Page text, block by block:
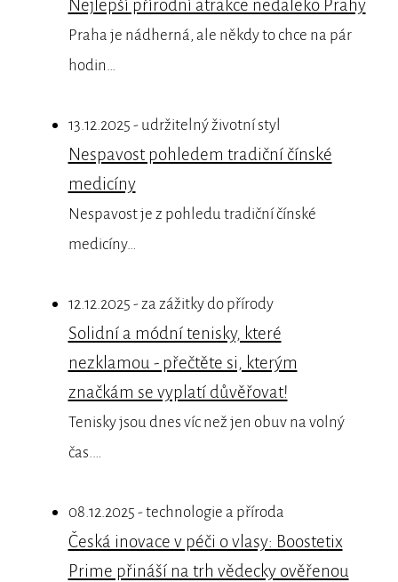
Nejlepší přírodní atrakce nedaleko Prahy
Praha je nádherná, ale někdy to chce na pár
hodin…
13.12.2025 - udržitelný životní styl
Nespavost pohledem tradiční čínské
medicíny
Nespavost je z pohledu tradiční čínské
medicíny…
12.12.2025 - za zážitky do přírody
Solidní a módní tenisky, které
nezklamou - přečtěte si, kterým
značkám se vyplatí důvěřovat!
Tenisky jsou dnes víc než jen obuv na volný
čas.…
08.12.2025 - technologie a příroda
Česká inovace v péči o vlasy: Boostetix
Prime přináší na trh vědecky ověřenou